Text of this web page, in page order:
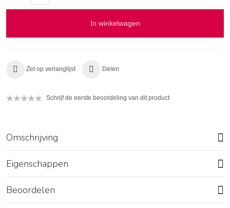
In winkelwagen
Zet op verlanglijst Delen
Schrijf de eerste beoordeling van dit product
Omschrijving
Eigenschappen
Beoordelen